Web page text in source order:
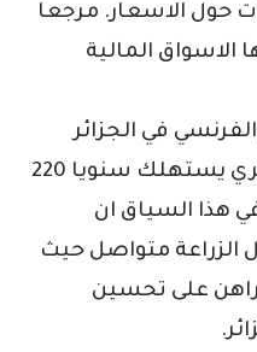
حول الاسعار. مرجعا
المالية
في الجزائر
بيرنارد باجولي ان الفرد الجزائري يستهلك سنويا 220
هذا السياق ان
الزراعة متواصل حيث
على تحسين